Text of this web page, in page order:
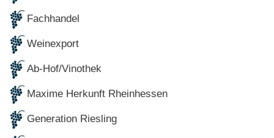
Fachhandel
Weinexport
Ab-Hof/Vinothek
Maxime Herkunft Rheinhessen
Generation Riesling